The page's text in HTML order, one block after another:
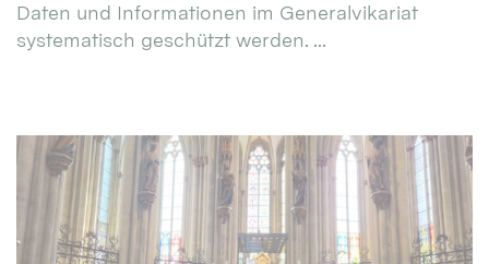
Daten und Informationen im Generalvikariat
systematisch geschützt werden. ...